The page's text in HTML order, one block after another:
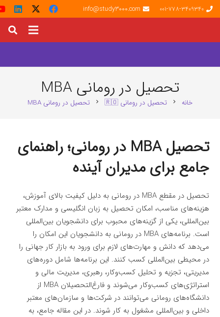
001-778-3409340
info@study3000.com
تحصیل در رومانی MBA
خانه chevron_right تحصیل در رومانی 🇷🇴 chevron_right تحصیل در رومانی MBA
تحصیل MBA در رومانی؛ راهنمای
جامع برای مدیران آینده
تحصیل در مقطع MBA در رومانی به دلیل کیفیت بالای آموزش،
هزینه‌های مناسب، امکان تحصیل به زبان انگلیسی و مدارک معتبر
بین‌المللی، یکی از گزینه‌های محبوب برای دانشجویان بین‌المللی
است. برنامه‌های MBA در رومانی به دانشجویان این امکان را
می‌دهد که دانش و مهارت‌های لازم برای ورود به بازار کار جهانی را
در محیطی بین‌المللی کسب کنند. این برنامه‌ها شامل دوره‌های
مدیریتی، تجزیه و تحلیل کسب‌وکار، رهبری، مدیریت مالی و
استراتژی‌های کسب‌وکار می‌شوند و فارغ‌التحصیلان MBA از
دانشگاه‌های رومانی می‌توانند در شرکت‌ها و سازمان‌های معتبر
داخلی و بین‌المللی مشغول به کار شوند. در این مقاله جامع، به